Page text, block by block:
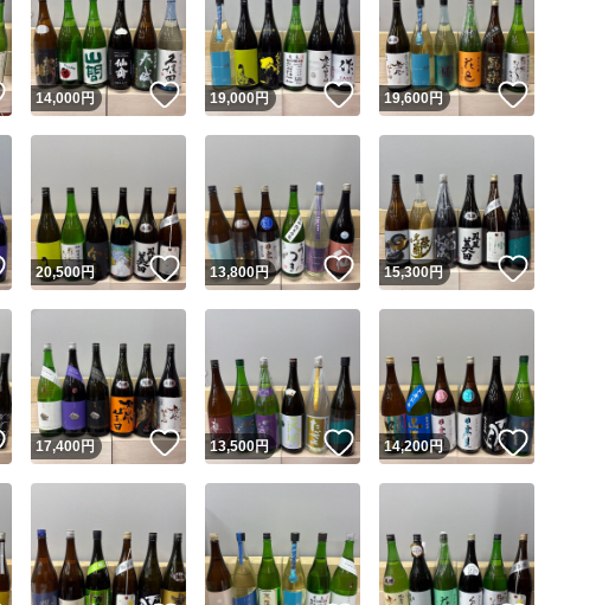
いいね！
14,000円 いいね！
19,000円 いいね！
19,600円 いいね！
いいね！
20,500円 いいね！
13,800円 いいね！
15,300円 いいね！
いいね！
17,400円 いいね！
13,500円 いいね！
14,200円 いいね！